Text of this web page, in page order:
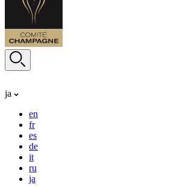
ja
en
fr
es
de
it
ru
ja